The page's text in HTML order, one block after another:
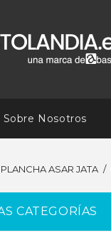
Sobre Nosotros
PLANCHA ASAR JATA
CATEGORÍAS